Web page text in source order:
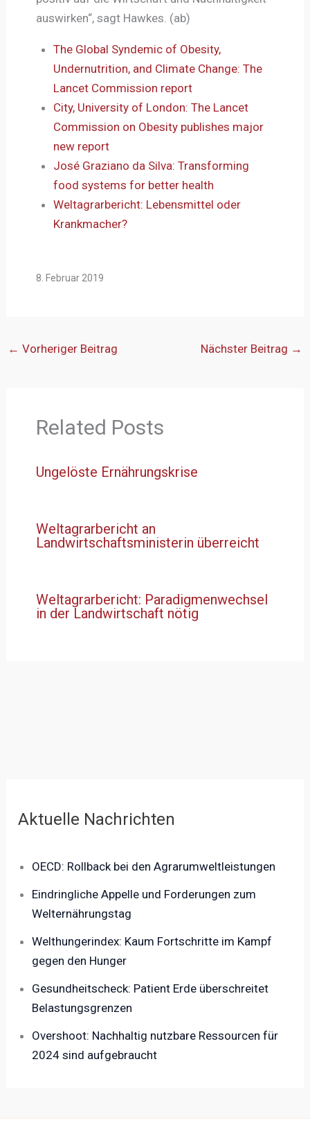
auswirken“, sagt Hawkes. (ab)
The Global Syndemic of Obesity,
Undernutrition, and Climate Change: The
Lancet Commission report
City, University of London: The Lancet
Commission on Obesity publishes major
new report
José Graziano da Silva: Transforming
food systems for better health
Weltagrarbericht: Lebensmittel oder
Krankmacher?
8. Februar 2019
← Vorheriger Beitrag Nächster Beitrag →
Related Posts
Ungelöste Ernährungskrise
Weltagrarbericht an
Landwirtschaftsministerin überreicht
Weltagrarbericht: Paradigmenwechsel
in der Landwirtschaft nötig
Aktuelle Nachrichten
OECD: Rollback bei den Agrarumweltleistungen
Eindringliche Appelle und Forderungen zum
Welternährungstag
Welthungerindex: Kaum Fortschritte im Kampf
gegen den Hunger
Gesundheitscheck: Patient Erde überschreitet
Belastungsgrenzen
Overshoot: Nachhaltig nutzbare Ressourcen für
2024 sind aufgebraucht